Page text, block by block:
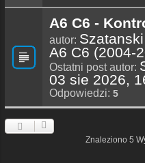
A6 C6 -
autor: Szatanski
A6 C6 (2004-
Ostatni post autor:
03 sie 2026,
Odpowiedzi: 5
Znaleziono 5